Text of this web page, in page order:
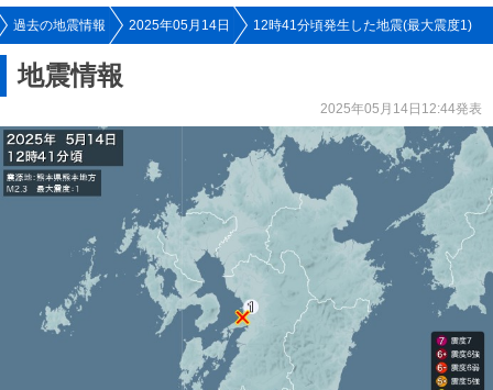
過去の地震情報 2025年05月14日 12時41分頃発生した地震(最大震度1)
地震情報
2025年05月14日12:44発表